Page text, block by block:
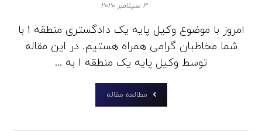
۳ سپتامبر ۲۰۲۰
امروز با موضوع وکیل پایه یک دادگستری منطقه 1 با
شما مخاطبان گرامی همراه هستیم. در این مقاله
توسط وکیل پایه یک منطقه 1 به ...
مطالعه مقاله